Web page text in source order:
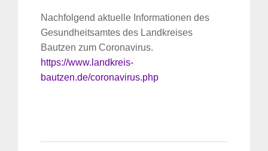
Nachfolgend aktuelle Informationen des
Gesundheitsamtes des Landkreises
Bautzen zum Coronavirus.
https://www.landkreis-
bautzen.de/coronavirus.php